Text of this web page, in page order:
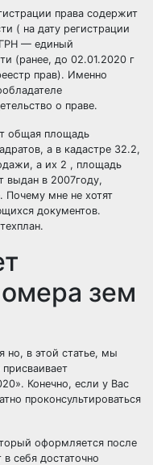
права содержит
( на дату регистрации
— единый
(ранее, до 02.01.2020 г
прав). Именно
о праве.
общая площадь
а в кадастре 32.2,
а их 2 , площадь
выдан в 2007году,
Почему мне не хотят
документов.
зем
но, в этой статье, мы
Конечно, если у Вас
проконсультироваться
оформляется после
себя достаточно